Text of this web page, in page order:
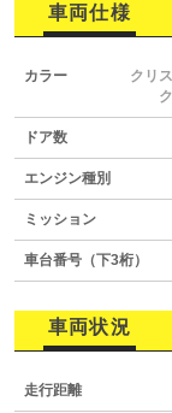
車両仕様
カラー
クリ
ドア数
エンジン種別
ミッション
車台番号（下3桁）
車両状況
走行距離